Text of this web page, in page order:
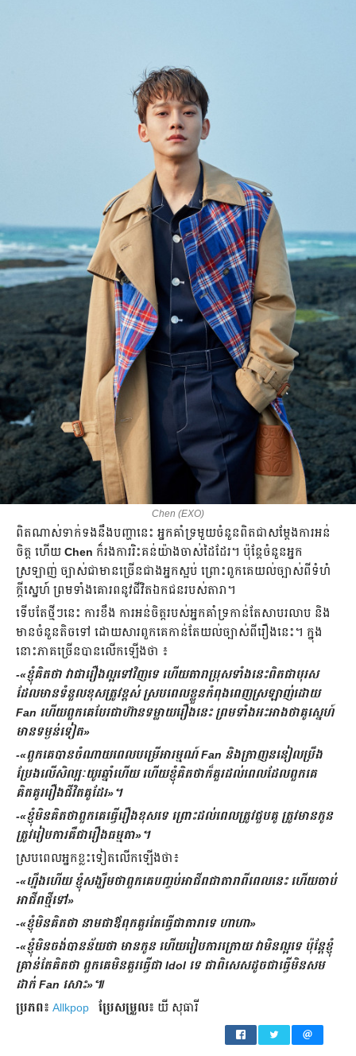
Chen (EXO)
ពិតណាស់ទាក់ទង​នឹង​បញ្ហា​នេះ អ្នកគាំទ្រមួយចំនួន​ពិតជា​សម្ដែង​ការអន់
ចិត្ត ហើយ Chen ក៏រងការរិះគន់យ៉ាងចាស់ដៃដែរ។ ប៉ុន្តែចំនួនអ្នក
ស្រឡាញ់ ច្បាស់ជាមាន​ច្រើនជាងអ្នកស្អប់ ព្រោះ​ពួកគេ​យល់ច្បាស់ពីទំហំ
ក្ដីស្នេហ៍ ព្រម​ទាំង​គោរពនូវជីវិតឯកជន​របស់តារា។
ទើប​តែ​ថ្មីៗនេះ ការ​ខឹង ការអន់ចិត្តរបស់​អ្នកគាំទ្រកាន់តែសាបរលាប និង​
មាន​ចំនួន​តិចទៅ ដោយសារ​ពួកគេ​កាន់តែ​យល់ច្បាស់ពីរឿងនេះ។ ក្នុង
នោះ​ភាគ​ច្រើន​បាន​លើកឡើងថា ៖
-«ខ្ញុំ​គិតថា វាជារឿង​ល្អទៅវិញទេ ហើយតារា​ប្រុសទាំងនេះពិតជាបុរស
ដែល​មាន​ទំនួលខុសត្រូវ​ខ្ពស់ ស្របពេលខ្លួនកំពុងពេញ​ស្រឡាញ់ដោយ
Fan ហើយពួកគេ​បែរជាហ៊ានទម្លាយរឿងនេះ ព្រមទាំងអះអាងថា​គូស្នេហ៍
មាន​ទម្ងន់ទៀត»
-«ពួកគេ​បានចំណាយពេល​បម្រើអារម្មណ៍ Fan និង​ក្រាញននៀលប្រឹង
ប្រែងលើសិល្បៈយូរឆ្នាំហើយ ហើយខ្ញុំគិតថាក៏គួរដល់ពេល​ដែលពួកគេ
គិតគូររឿងជីវិតគូដែរ»។
-«ខ្ញុំមិនគិតថាពួកគេ​ធ្វើរឿងខុសទេ ព្រោះ​ដល់ពេល​ត្រូវជួបគូ ត្រូវមានកូន
ត្រូវរៀបការគឺជារឿងធម្មតា»។
ស្របពេល​អ្នកខ្លះទៀតលើកឡើងថា៖
-«ហ្នឹងហើយ ខ្ញុំសង្ឃឹមថាពួកគេបញ្ចប់អាជីពជាតារាពីពេល​នេះ ហើយចាប់
អាជីពថ្មីទៅ»
-«ខ្ញុំមិនគិតថា នាមជាឪពុកគួរតែធ្វើជាតារាទេ ហាហា»
-«ខ្ញុំមិនចង់បាន​ន័យថា មាន​កូន ហើយរៀបការក្រោយ វាមិនល្អទេ ប៉ុន្តែខ្ញុំ
គ្រាន់តែគិតថា ពួកគេ​មិនគួរធ្វើជា Idol ទេ ជាពិសេស​ដូចជាធ្វើមិនសម
ដាក់ Fan សោះ»៕
ប្រភព៖ Allkpop ប្រែ​សម្រួល៖ យី សុធារី